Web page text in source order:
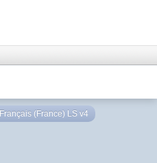
Français (France) LS v4